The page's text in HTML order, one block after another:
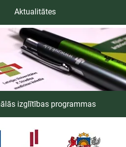
Aktualitātes
izglītības programmas